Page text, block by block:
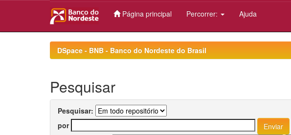
Página principal Percorrer: Ajuda
DSpace - BNB - Banco do Nordeste do Brasil
Pesquisar
Pesquisar:
por